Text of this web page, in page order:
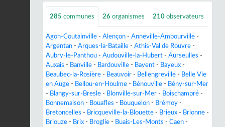
285 communes 26 organismes 210 observateurs
Agon-Coutainville - Alençon - Anneville-Ambourville -
Argentan - Arques-la-Bataille - Athis-Val de Rouvre -
Aubry-le-Panthou - Audouville-la-Hubert - Aurseulles -
Auxais - Banville - Bardouville - Bavent - Bayeux -
Beaubec-la-Rosière - Beauvoir - Bellengreville - Belle Vie
en Auge - Bellou-en-Houlme - Bénouville - Bény-sur-Mer
- Blangy-sur-Bresle - Blonville-sur-Mer - Boischampré -
Bonnemaison - Bouafles - Bouquelon - Brémoy -
Bretoncelles - Bricqueville-la-Blouette - Brieux - Brionne -
Briouze - Brix - Broglie - Buais-Les-Monts - Caen -